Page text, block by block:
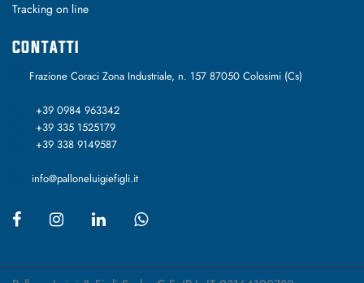
Tracking on line
CONTATTI
Frazione Coraci Zona Industriale, n. 157 87050 Colosimi (Cs)
+39 0984 963342
+39 335 1525179
+39 338 9149587
info@palloneluigiefigli.it